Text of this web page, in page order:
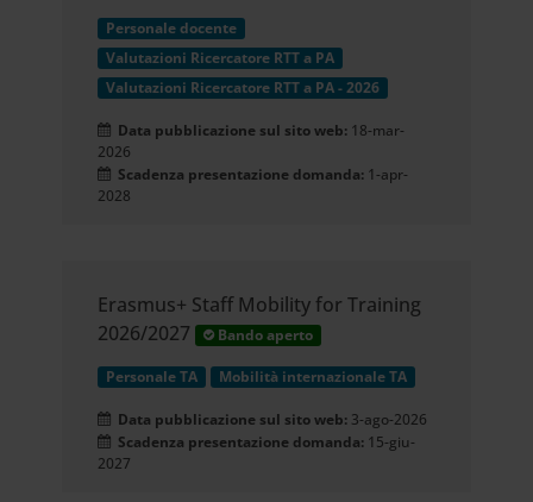
Personale docente
Valutazioni Ricercatore RTT a PA
Valutazioni Ricercatore RTT a PA - 2026
Data pubblicazione sul sito web: 18-mar-
2026
Scadenza presentazione domanda: 1-apr-
2028
Erasmus+ Staff Mobility for Training
2026/2027
Bando aperto
Personale TA Mobilità internazionale TA
Data pubblicazione sul sito web: 3-ago-2026
Scadenza presentazione domanda: 15-giu-
2027